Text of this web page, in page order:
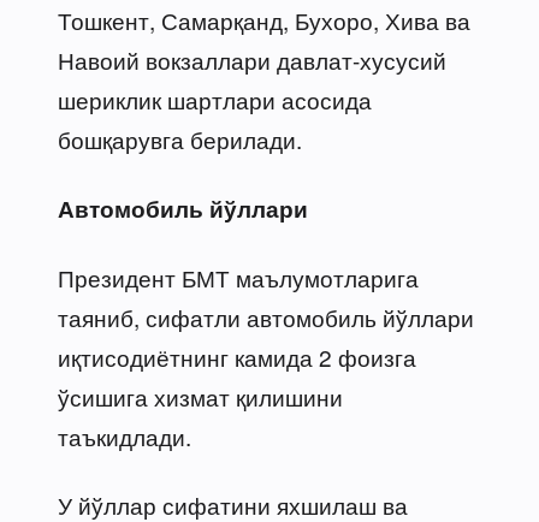
Тошкент, Самарқанд, Бухоро, Хива ва
Навоий вокзаллари давлат-хусусий
шериклик шартлари асосида
бошқарувга берилади.
Автомобиль йўллари
Президент БМТ маълумотларига
таяниб, сифатли автомобиль йўллари
иқтисодиётнинг камида 2 фоизга
ўсишига хизмат қилишини
таъкидлади.
У йўллар сифатини яхшилаш ва